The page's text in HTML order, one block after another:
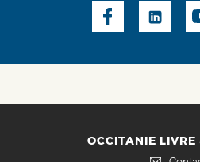
OCCITANIE LIVRE